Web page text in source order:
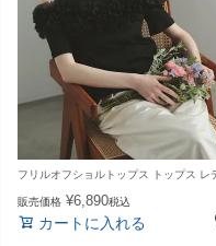
販売価格 ¥6,890税込
カートに入れる